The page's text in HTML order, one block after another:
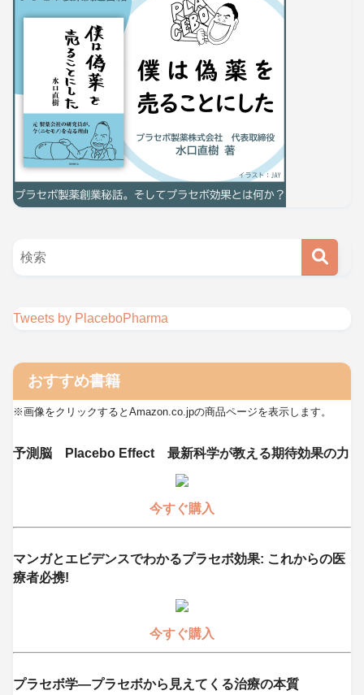
Tweets by PlaceboPharma
おすすめ書籍
※画像をクリックするとAmazon.co.jpの商品ページを表示します。
予測脳 Placebo Effect 最新科学が教える期待効果の力
今すぐ購入
マンガとエビデンスでわかるプラセボ効果: これからの医
療者必携!
今すぐ購入
プラセボ学―プラセボから見えてくる治療の本質